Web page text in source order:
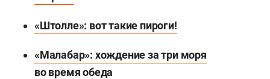
«Штолле»: вот такие пироги!
«Малабар»: хождение за три моря
во время обеда